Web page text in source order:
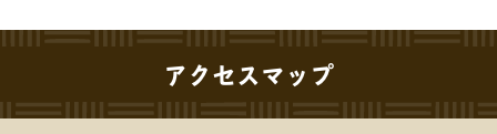
アクセスマップ